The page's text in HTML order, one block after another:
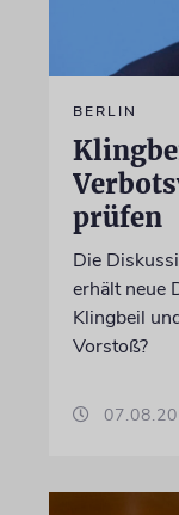
BERLIN
prüfen
Die
erhält neue
Klingbeil
Vorstoß?